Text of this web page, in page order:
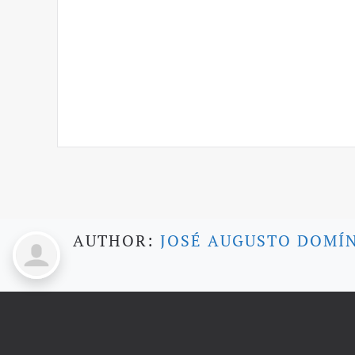
AUTHOR: JOSÉ AUGUSTO